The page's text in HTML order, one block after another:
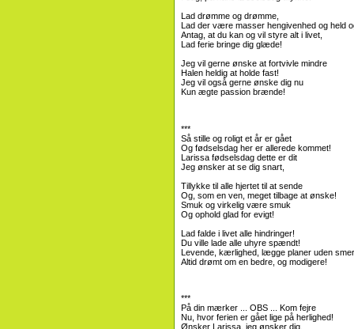
Lad drømme og drømme,
Lad der være masser hengivenhed og held
Antag, at du kan og vil styre alt i livet,
Lad ferie bringe dig glæde!
Jeg vil gerne ønske at fortvivle mindre
Halen heldig at holde fast!
Jeg vil også gerne ønske dig nu
Kun ægte passion brænde!
***
Så stille og roligt et år er gået
Og fødselsdag her er allerede kommet!
Larissa fødselsdag dette er dit
Jeg ønsker at se dig snart,
Tillykke til alle hjertet til at sende
Og, som en ven, meget tilbage at ønske!
Smuk og virkelig være smuk
Og ophold glad for evigt!
Lad falde i livet alle hindringer!
Du ville lade alle uhyre spændt!
Levende, kærlighed, lægge planer uden
Altid drømt om en bedre, og modigere!
***
På din mærker ... OBS ... Kom fejre
Nu, hvor ferien er gået lige på herlighed!
Ønsker Larissa, jeg ønsker dig,